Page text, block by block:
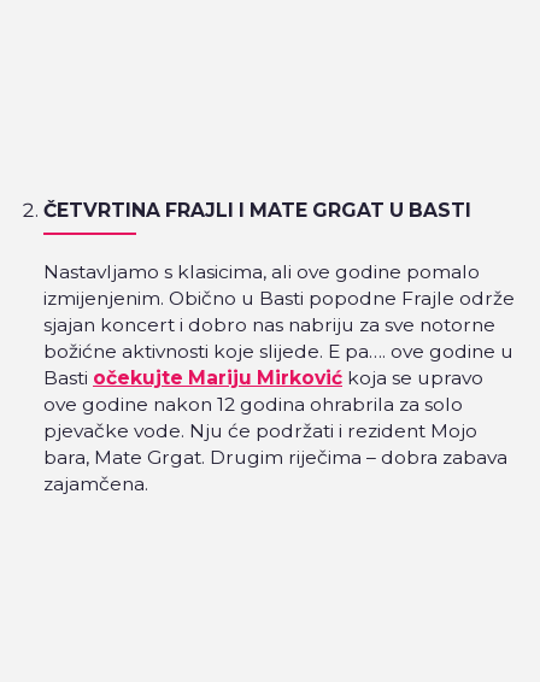
ČETVRTINA FRAJLI I MATE GRGAT U BASTI
Nastavljamo s klasicima, ali ove godine pomalo
izmijenjenim. Obično u Basti popodne Frajle održe
sjajan koncert i dobro nas nabriju za sve notorne
božićne aktivnosti koje slijede. E pa…. ove godine u
Basti očekujte Mariju Mirković koja se upravo
ove godine nakon 12 godina ohrabrila za solo
pjevačke vode. Nju će podržati i rezident Mojo
bara, Mate Grgat. Drugim riječima – dobra zabava
zajamčena.